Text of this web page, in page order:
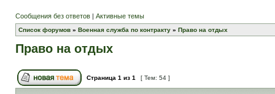
Сообщения без ответов | Активные темы
Список форумов » Военная служба по контракту » Право на отдых
Право на отдых
Страница 1 из 1 [ Тем: 54 ]